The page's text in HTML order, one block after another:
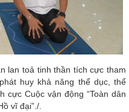
lan toả tinh thần tích cực tham
huy khả năng thể dục, thể
Cuộc vận động “Toàn dân
vĩ đại”./.